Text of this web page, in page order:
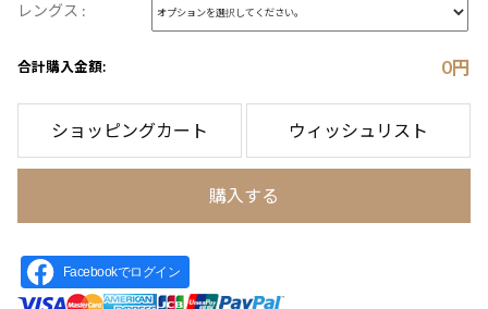
レングス :
合計購入金額: 0円
ショッピングカート ウィッシュリスト
購入する
Facebookでログイン